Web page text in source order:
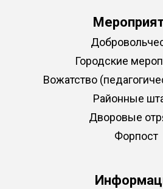
Городские
Вожатство
Районные
Дворовые
Форпост